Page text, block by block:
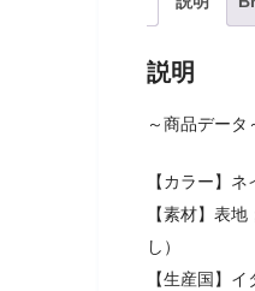
説明
～商品データ
【カラー】
【素材】表
し）
【生産国】